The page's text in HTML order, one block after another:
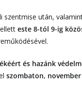
szentmise után,
este 8-tól 9-ig
és hazánk
szombaton, november